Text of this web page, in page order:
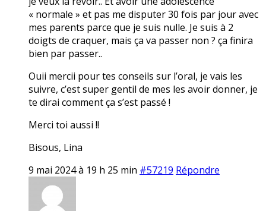
« normale » et pas me disputer 30 fois par jour avec
mes parents parce que je suis nulle. Je suis à 2
doigts de craquer, mais ça va passer non ? ça finira
bien par passer..
Ouii mercii pour tes conseils sur l’oral, je vais les
suivre, c’est super gentil de mes les avoir donner, je
te dirai comment ça s’est passé !
Merci toi aussi !!
Bisous, Lina
9 mai 2024 à 19 h 25 min #57219 Répondre